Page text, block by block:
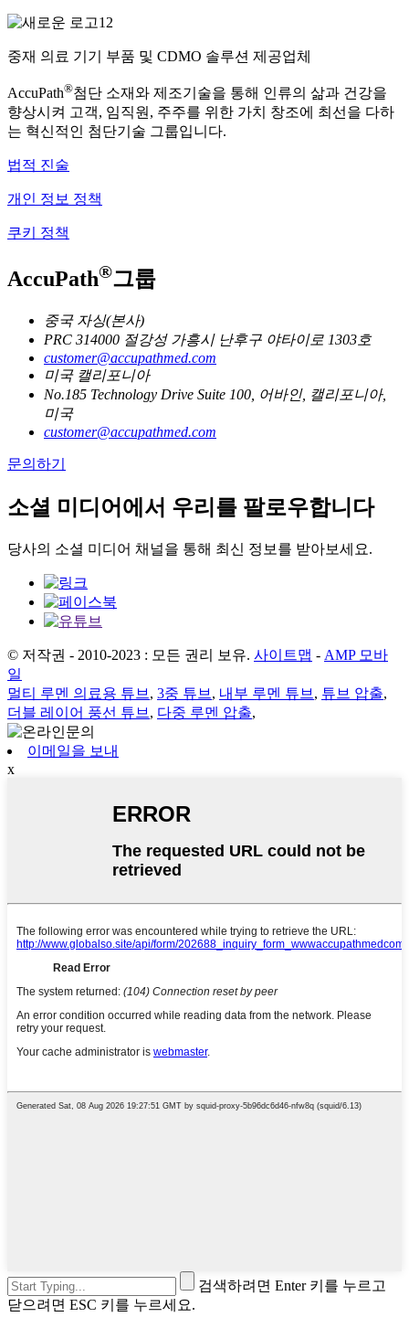
중재 의료 기기 부품 및 CDMO 솔루션 제공업체
AccuPath®첨단 소재와 제조기술을 통해 인류의 삶과 건강을
향상시켜 고객, 임직원, 주주를 위한 가치 창조에 최선을 다하
는 혁신적인 첨단기술 그룹입니다.
법적 진술
개인 정보 정책
쿠키 정책
AccuPath®그룹
중국 자싱(본사)
PRC 314000 절강성 가흥시 난후구 야타이로 1303호
customer@accupathmed.com
미국 캘리포니아
No.185 Technology Drive Suite 100, 어바인, 캘리포니아,
미국
customer@accupathmed.com
문의하기
소셜 미디어에서 우리를 팔로우합니다
당사의 소셜 미디어 채널을 통해 최신 정보를 받아보세요.
© 저작권 - 2010-2023 : 모든 권리 보유. 사이트맵 - AMP 모바
일
멀티 루멘 의료용 튜브 , 3중 튜브 , 내부 루멘 튜브 , 튜브 압출,
더블 레이어 풍선 튜브 , 다중 루멘 압출,
이메일을 보내
x
검색하려면 Enter 키를 누르고
닫으려면 ESC 키를 누르세요.